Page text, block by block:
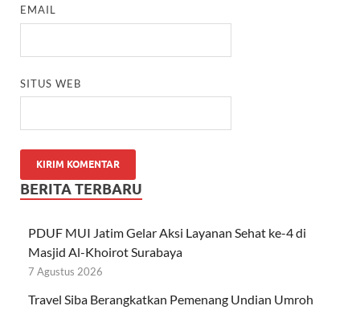
EMAIL
SITUS WEB
BERITA TERBARU
PDUF MUI Jatim Gelar Aksi Layanan Sehat ke-4 di
Masjid Al-Khoirot Surabaya
7 Agustus 2026
Travel Siba Berangkatkan Pemenang Undian Umroh